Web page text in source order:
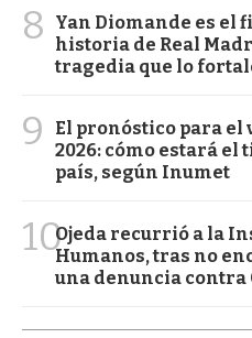
8
Yan Diomande es el
historia de Real
tragedia que lo
9
El pronóstico para el
2026: cómo estará el
país, según Inumet
10Ojeda recurrió a la
Humanos, tras no
una denuncia contra